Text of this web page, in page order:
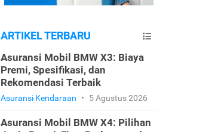
ARTIKEL TERBARU
Asuransi Mobil BMW X3: Biaya
Premi, Spesifikasi, dan
Rekomendasi Terbaik
Asuransi Kendaraan • 5 Agustus 2026
Asuransi Mobil BMW X4: Pilihan